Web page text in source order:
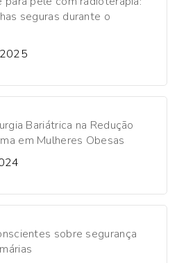
seguras durante o
Bariátrica na Redução
em Mulheres Obesas
sobre segurança